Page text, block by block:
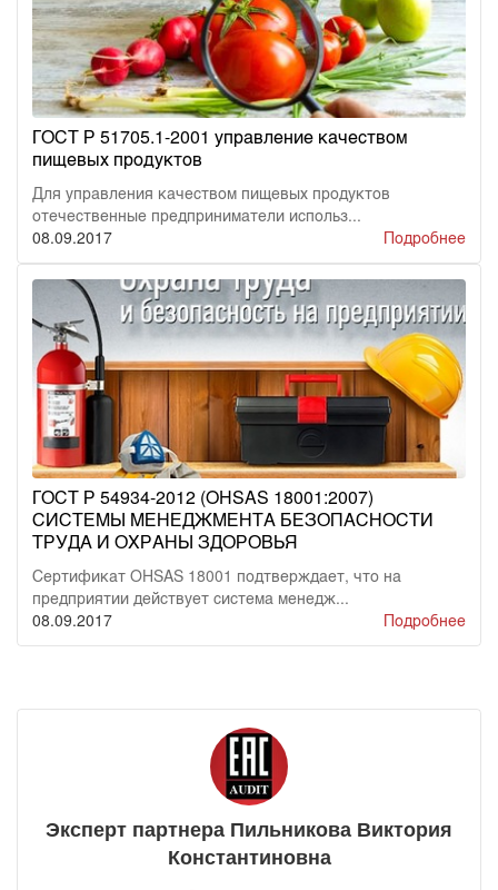
ГОСТ Р 51705.1-2001 управление качеством
пищевых продуктов
Для управления качеством пищевых продуктов
отечественные предприниматели использ...
08.09.2017
Подробнее
ГОСТ Р 54934-2012 (OHSAS 18001:2007)
СИСТЕМЫ МЕНЕДЖМЕНТА БЕЗОПАСНОСТИ
ТРУДА И ОХРАНЫ ЗДОРОВЬЯ
Сертификат OHSAS 18001 подтверждает, что на
предприятии действует система менедж...
08.09.2017
Подробнее
Эксперт партнера Пильникова Виктория
Константиновна